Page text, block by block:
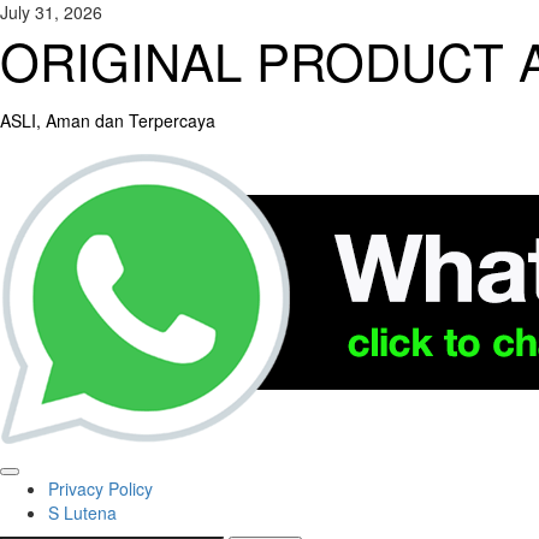
Skip
content
July 31, 2026
ORIGINAL PRODUCT
ASLI, Aman dan Terpercaya
Primary
Menu
Privacy Policy
S Lutena